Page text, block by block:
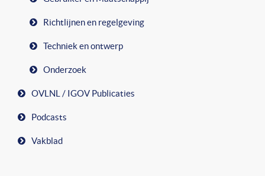
Richtlijnen en regelgeving
Techniek en ontwerp
Onderzoek
OVLNL / IGOV Publicaties
Podcasts
Vakblad